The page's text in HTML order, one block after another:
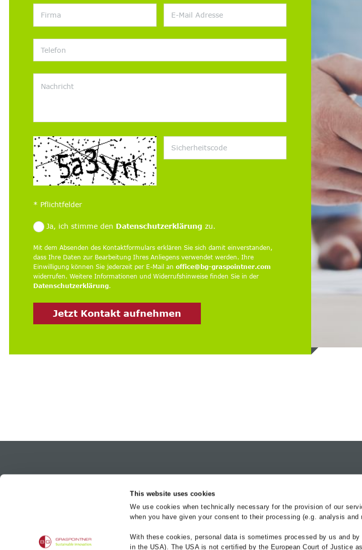
This website uses cookies
We use cookies when technically necessary for the provision of our
when you have given your consent to their processing (e.g. analysis and
With these cookies, personal data is sometimes processed by us and
in the USA). The USA is not certified by the European Court of Justice
* Pflichtfelder
Ja, ich stimme den Datenschutzerklärung zu.
Mit dem Absenden des Kontaktformulars erklären Sie sich damit einverstanden,
dass Ihre Daten zur Bearbeitung Ihres Anliegens verwendet werden. Ihre
Einwilligung können Sie jederzeit per E-Mail an office@bg-graspointner.com
widerrufen. Weitere Informationen und Widerrufshinweise finden Sie in der
Datenschutzerklärung.
Jetzt Kontakt aufnehmen
Gessenschwandt 39
4882 Oberwang
BG-FILCOTEN
BG-CLASSIC
BG-ROAD
Bankettbefestigung
Anwendungen